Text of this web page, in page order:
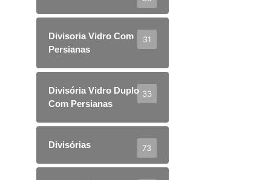
Divisoria Vidro Com
Persianas
31
Divisória Vidro Duplo
Com Persianas
33
Divisórias 73